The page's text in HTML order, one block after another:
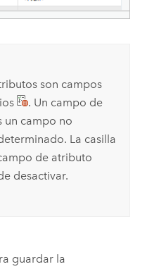
son campos
. Un campo de
campo no
La casilla
de atributo
desactivar.
guardar la